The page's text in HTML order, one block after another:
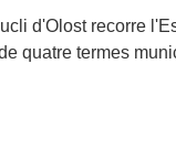
d'Olost recorre
quatre termes